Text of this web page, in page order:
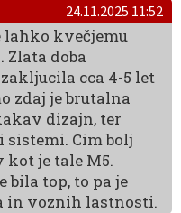
24.11.2025 11:52
lahko kvečjemu
doba
cca 4-5 let
zdaj je brutalna
dizajn, ter
Cim bolj
je tale M5.
bila top, to pa je
in voznih lastnosti.